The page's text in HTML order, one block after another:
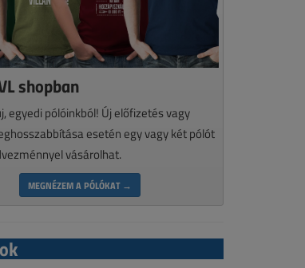
shopban
egyedi pólóinkból! Új előfizetés vagy
esetén egy vagy két pólót
vásárolhat.
MEGNÉZEM A PÓLÓKAT →